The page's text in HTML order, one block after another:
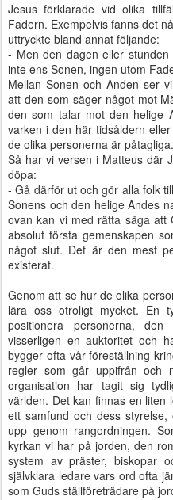
Jesus förklarade vid olika
Fadern. Exempelvis fanns det
uttryckte bland annat följande:
- Men den dagen eller
inte ens Sonen, ingen utom
Mellan Sonen och Anden ser
att den som säger något mot
den som talar mot den helige
varken i den här tidsåldern
de olika personerna är påtagliga.
Så har vi versen i Matteus där
döpa:
- Gå därför ut och gör alla folk
Sonens och den helige Andes
ovan kan vi med rätta säga att
absolut första gemenskapen
något slut. Det är den mest
existerat.
Genom att se hur de olika
lära oss otroligt mycket. En
positionera personerna,
visserligen en auktoritet och
bygger ofta vår föreställning
regler som går uppifrån och
organisation har tagit sig
världen. Det kan finnas en liten
ett samfund och dess
upp genom rangordningen.
kyrkan vi har på jorden, den
system av präster, biskopar
självklara ledare vars ord ofta
som Guds ställföreträdare på